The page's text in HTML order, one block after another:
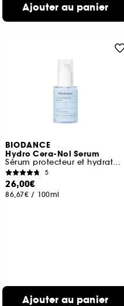
Ajouter au panier
BIODANCE
Hydro Cera-Nol Serum
Sérum protecteur et hydratation intense
5
26,00€
86,67€ / 100ml
Ajouter au panier